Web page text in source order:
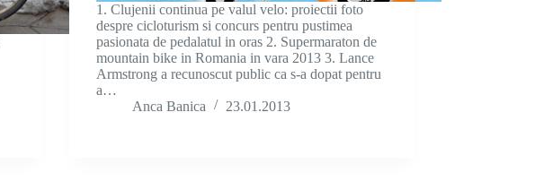
1. Clujenii continua pe valul velo: proiectii foto
despre cicloturism si concurs pentru pustimea
pasionata de pedalatul in oras 2. Supermaraton de
mountain bike in Romania in vara 2013 3. Lance
Armstrong a recunoscut public ca s-a dopat pentru
a…
Anca Banica
23.01.2013